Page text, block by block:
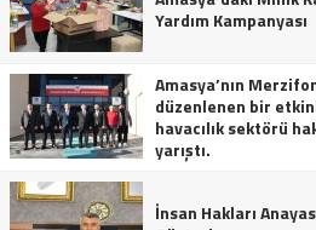
Yardım Kampanyası
Amasya’nın
düzenlenen bir
havacılık sektörü
yarıştı.
İnsan Hakları